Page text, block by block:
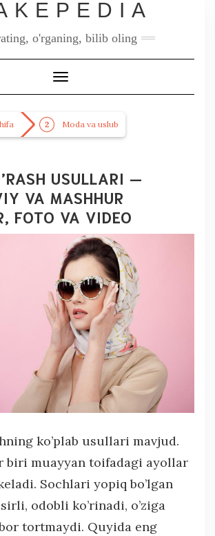
o'rganing, bilib oling
Toggle
Navigation
Moda va uslub
USULLARI —
VA MASHHUR
FOTO VA VIDEO
ko’plab usullari mavjud.
biri muayyan toifadagi ayollar
Sochlari yopiq bo’lgan
odobli ko’rinadi, o’ziga
tortmaydi. Quyida eng